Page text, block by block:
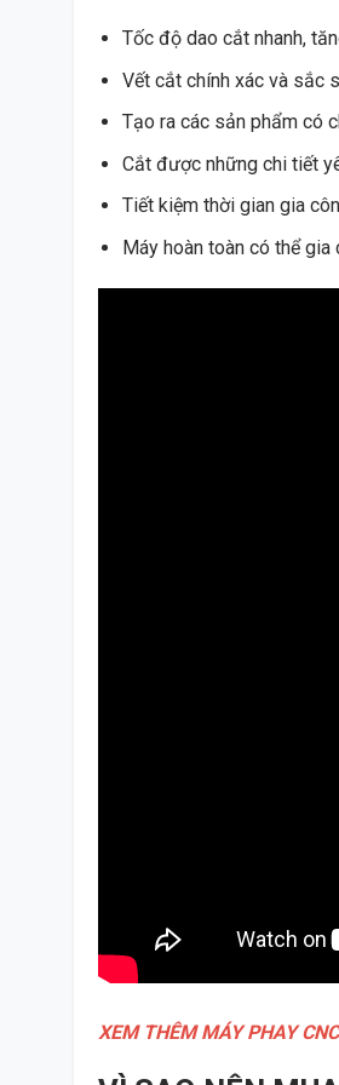
Tốc độ dao cắt nhanh,
Vết cắt chính xác và sắc
Tạo ra các sản phẩm có
Cắt được những chi tiết
Tiết kiệm thời gian gia
Máy hoàn toàn có thể
XEM THÊM MÁY PHAY